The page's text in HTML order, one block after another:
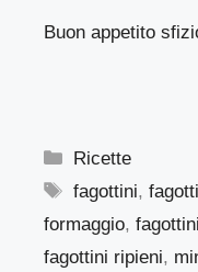
Buon appetito
Categorie
Ricette
Tag
fagottini,
formaggio,
fagottini ripieni,